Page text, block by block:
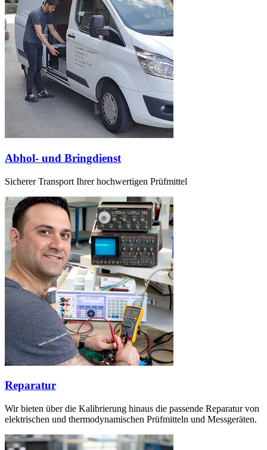
Abhol- und Bringdienst
Sicherer Transport Ihrer hochwertigen Prüfmittel
Reparatur
Wir bieten über die Kalibrierung hinaus die passende Reparatur von
elektrischen und thermodynamischen Prüfmitteln und Messgeräten.